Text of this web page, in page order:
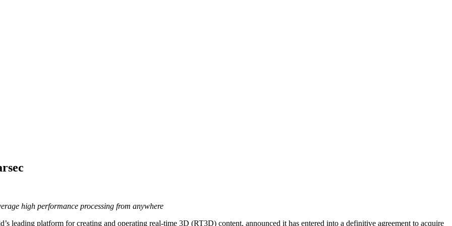
high performance processing from anywhere
leading platform for creating and operating real-time 3D (RT3D) content, announced it has entered into a definitive agreement to acquire